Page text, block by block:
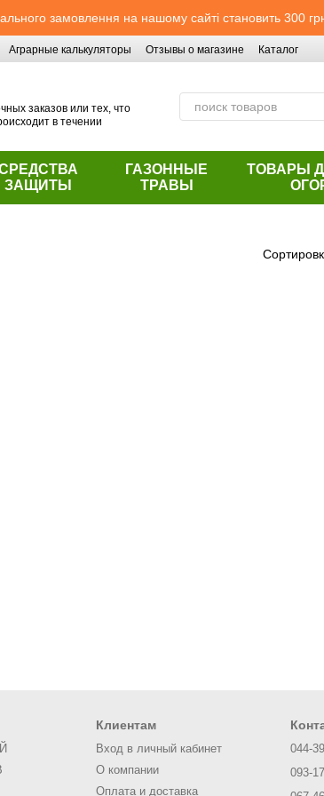
замовлення на нашому сайті становить 300
Аграрные калькуляторы Отзывы о магазине
Каталог
заказов или тех, что
в течении
ЗАЩИТЫ
ГАЗОННЫЕ
ТРАВЫ
ТОВАРЫ
Клиентам
Вход в личный кабинет
О компании
Оплата и доставка
044-
093-